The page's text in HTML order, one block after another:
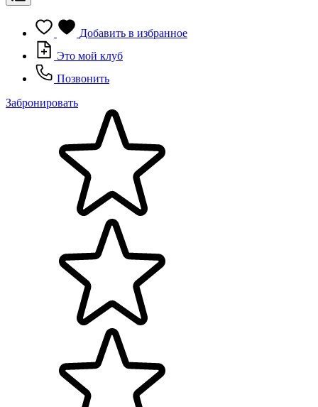
Добавить в избранное
Это мой клуб
Позвонить
Забронировать